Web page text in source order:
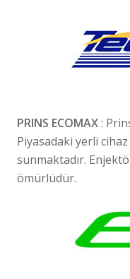
PRINS ECOMAX:
Piyasadaki yerli
sunmaktadır.
ömürlüdür.